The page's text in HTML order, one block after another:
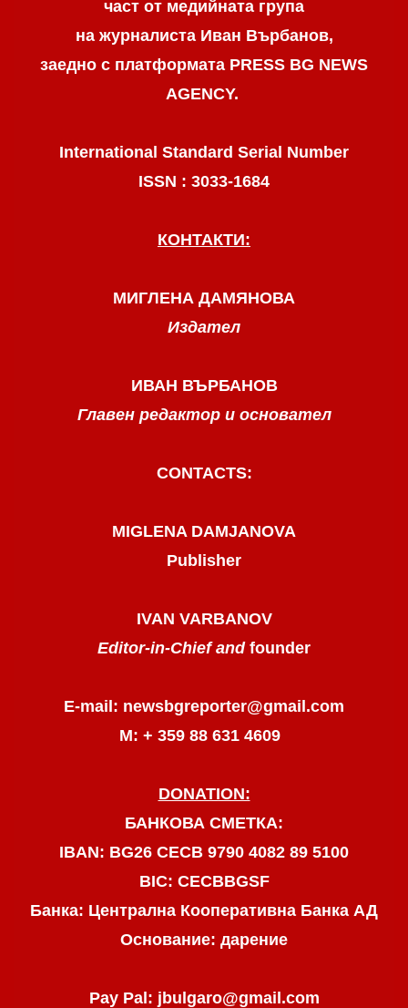
част от медийната група
на журналиста Иван Върбанов,
заедно с платформата PRESS BG NEWS
AGENCY.
International Standard Serial Number
ISSN : 3033-1684
КОНТАКТИ:
МИГЛЕНА ДАМЯНОВА
Издател
ИВАН ВЪРБАНОВ
Главен редактор и основател
CONTACTS:
MIGLENA DAMJANOVA
Publisher
IVAN VARBANOV
Editor-in-Chief and founder
E-mail: newsbgreporter@gmail.com
М: + 359 88 631 4609
DONATION:
БАНКОВА СМЕТКА:
IBAN: BG26 CECB 9790 4082 89 5100
BIC: CECBBGSF
Банка: Централна Кооперативна Банка АД
Основание: дарение
Pay Pal: jbulgaro@gmail.com